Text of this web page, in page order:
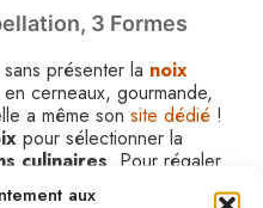
aux
3 Formes
sans présenter la noix
cerneaux, gourmande,
a même son site dédié !
pour sélectionner la
culinaires . Pour régaler
il ne vous restera plus